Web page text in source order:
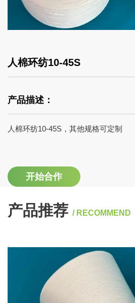
人棉环纺10-45S
产品描述：
人棉环纺10-45S，其他规格可定制
开始合作
产品推荐 / RECOMMEND